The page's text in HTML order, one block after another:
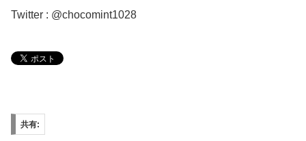
Twitter : @chocomint1028
共有: